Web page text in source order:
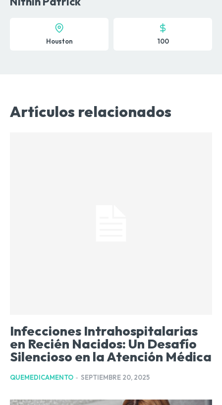
Houston 100
Artículos relacionados
Infecciones Intrahospitalarias
en Recién Nacidos: Un Desafío
Silencioso en la Atención Médica
QUEMEDICAMENTO - SEPTIEMBRE 20, 2025